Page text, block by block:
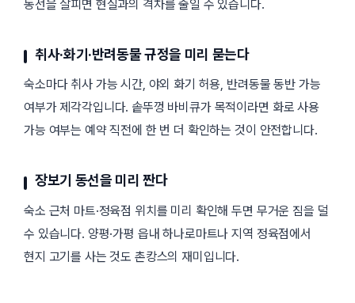
동선을 살피면 현실과의 격차를 줄일 수 있습니다.
취사·화기·반려동물 규정을 미리 묻는다
숙소마다 취사 가능 시간, 야외 화기 허용, 반려동물 동반 가능
여부가 제각각입니다. 솥뚜껑 바비큐가 목적이라면 화로 사용
가능 여부는 예약 직전에 한 번 더 확인하는 것이 안전합니다.
장보기 동선을 미리 짠다
숙소 근처 마트·정육점 위치를 미리 확인해 두면 무거운 짐을 덜
수 있습니다. 양평·가평 읍내 하나로마트나 지역 정육점에서
현지 고기를 사는 것도 촌캉스의 재미입니다.